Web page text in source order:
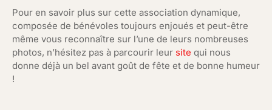
Pour en savoir plus sur cette association dynamique,
composée de bénévoles toujours enjoués et peut-être
même vous reconnaître sur l’une de leurs nombreuses
photos, n’hésitez pas à parcourir leur site qui nous
donne déjà un bel avant goût de fête et de bonne humeur
!